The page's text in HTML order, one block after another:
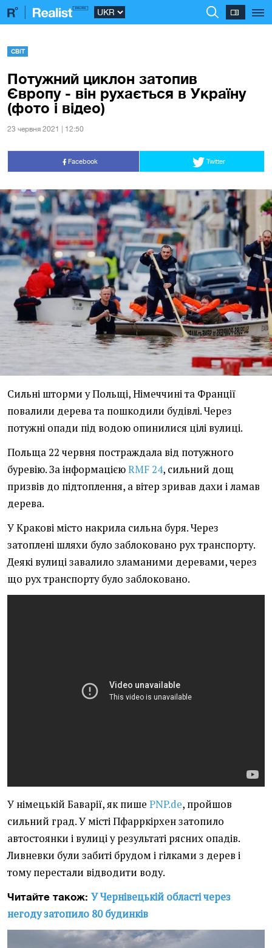
СВІТ
Потужний циклон затопив
Європу - він рухається в Україну
(фото і відео)
23 червня 2021 | 12:50
Facebook Twitter
Сильні шторми у Польщі, Німеччині та Франції
повалили дерева та пошкодили будівлі. Через
потужні опади під водою опинилися цілі вулиці.
Польща 22 червня постраждала від потужного
буревію. За інформацієюRMF 24, сильний дощ
призвів до підтоплення, а вітер зривав дахи і ламав
дерева.
У Кракові місто накрила сильна буря. Через
затоплені шляхи було заблоковано рух транспорту.
Деякі вулиці завалило зламаними деревами, через
що рух транспорту було заблоковано.
У німецькій Баварії, як пише PNP.de, пройшов
сильний град. У місті Пфарркірхен затопило
автостоянки і вулиці у результаті рясних опадів.
Ливневки були забиті брудом і гілками з дерев і
тому перестали відводити воду.
Читайте також: У Чернівецькій області через
негоду затопило 80 будинків